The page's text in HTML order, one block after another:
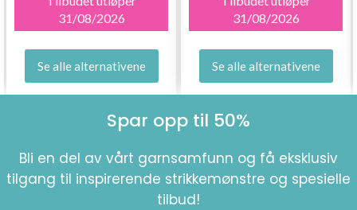
31/08/2026
Se alle alternativene
31/08/2026
Se alle alternativene
Spar opp til 50%
Bli en del av vårt garnsamfunn og få eksklusiv
tilgang til inspirerende strikkemønstre og spesielle
tilbud!